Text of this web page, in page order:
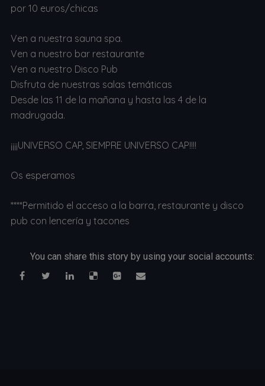
por 10 euros/chicas
Ven a nuestra sauna spa.
Ven a nuestro bar restaurante
Ven a nuestro Disco Pub
Disfruta de nuestras salas temáticas
Desde las 11 de la mañana y hasta las 4 de la
madrugada.
¡¡¡¡UNIVERSO CAP, SIEMPRE UNIVERSO CAP!!!!
Os esperamos
****Permitido el acceso a la barra, restaurante y disco
pub con lencería y tacones
You can share this story by using your social accounts: